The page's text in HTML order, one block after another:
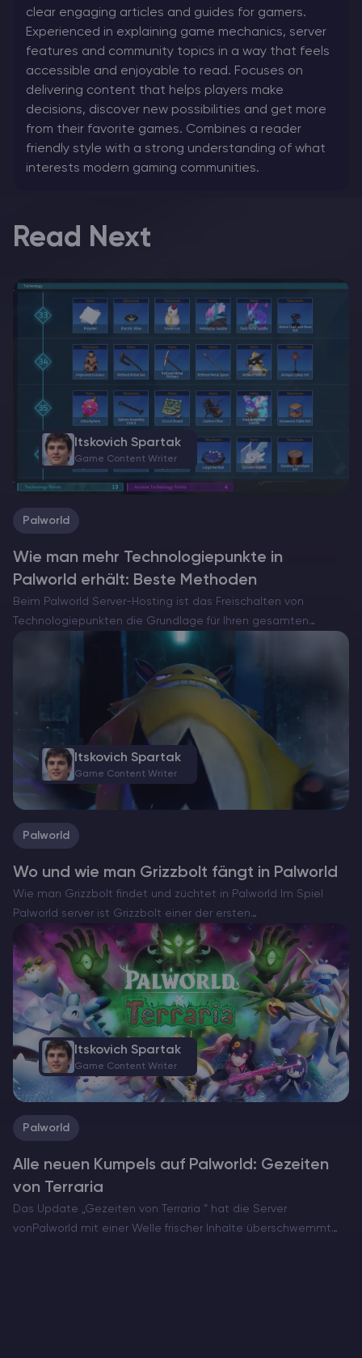
clear engaging articles and guides for gamers.
Experienced in explaining game mechanics, server
features and community topics in a way that feels
accessible and enjoyable to read. Focuses on
delivering content that helps players make
decisions, discover new possibilities and get more
from their favorite games. Combines a reader
friendly style with a strong understanding of what
interests modern gaming communities.
Read Next
Palworld
Wie man mehr Technologiepunkte in
Palworld erhält: Beste Methoden
Beim Palworld Server-Hosting ist das Freischalten von
Technologiepunkten die Grundlage für Ihren gesamten
Fortschritt. Du willst bessere Waffen, automatisierte Farmen
oder mächtige Pal-Ausrüstung? Du wirst sie brauchen. Diese
Punkte sind nicht einfach zu bekommen, und…
Itskovich Spartak
Game Content Writer
Palworld
Wo und wie man Grizzbolt fängt in Palworld
Wie man Grizzbolt findet und züchtet in Palworld Im Spiel
Palworld server ist Grizzbolt einer der ersten
furchteinflößenden Gegner, auf den du treffen wirst. Diese
Begegnung findet während deines Besuchs im Turm des
Rayne-Syndikats statt,…
Itskovich Spartak
Game Content Writer
Palworld
Alle neuen Kumpels auf Palworld: Gezeiten
von Terraria
Das Update „Gezeiten von Terraria “ hat die Server
vonPalworld mit einer Welle frischer Inhalte überschwemmt
Itskovich Spartak
Game Content Writer